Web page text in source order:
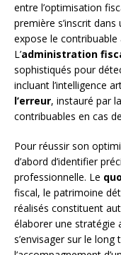
entre l’optimisation
première s’inscrit
expose le contribuable
L’administration
sophistiqués pour
incluant l’intelligence
l’erreur, instauré par
contribuables en cas
Pour réussir son
d’abord d’identifier
professionnelle. Le
fiscal, le patrimoine
réalisés constituent
élaborer une stratégie
s’envisager sur le